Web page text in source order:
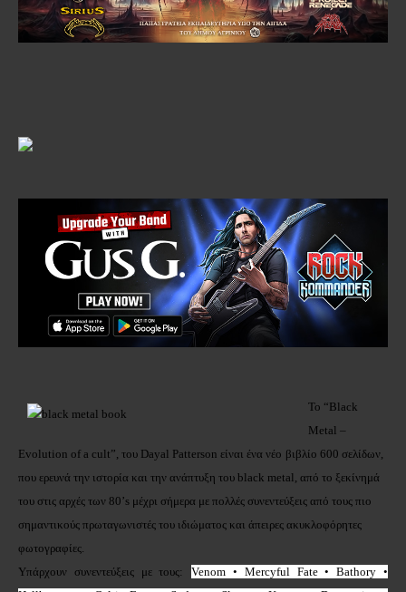
Το “Black
Metal –
Evolution of a cult”, του Dayal Patterson είναι ένα νέο βιβλίο 600 σελίδων,
που ερευνά την ιστορία και την ανάπτυξη του black metal, από το ξεκίνημά
του στις αρχές των 80’s μέχρι σήμερα με πολλές συνεντεύξεις από τους πιο
σημαντικούς πρωταγωνιστές του ιδιώματος και άπειρες ακυκλοφόρητες
φωτογραφίες.
Υπάρχουν συνεντεύξεις με τους:
Venom • Mercyful Fate • Bathory •